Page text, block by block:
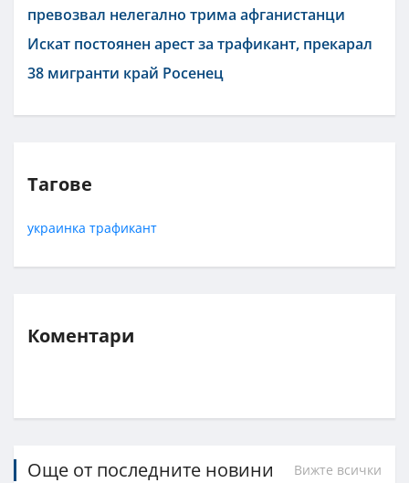
превозвал нелегално трима афганистанци
Искат постоянен арест за трафикант, прекарал
38 мигранти край Росенец
Тагове
украинка трафикант
Коментари
Още от последните новини Вижте всички